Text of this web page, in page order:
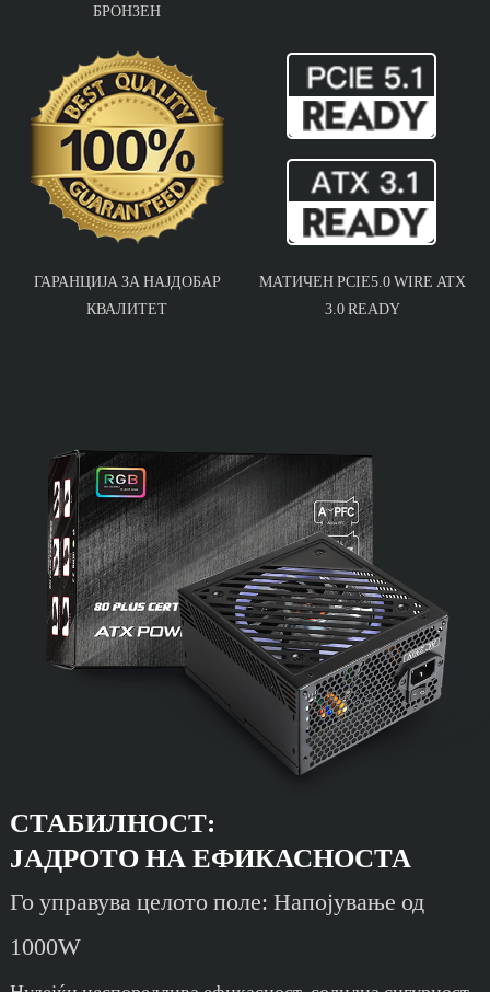
БРОНЗЕН
ГАРАНЦИЈА ЗА НАЈДОБАР
КВАЛИТЕТ
МАТИЧЕН PCIE5.0 WIRE ATX
3.0 READY
СТАБИЛНОСТ:
ЈАДРОТО НА ЕФИКАСНОСТА
Го управува целото поле: Напојување од
1000W